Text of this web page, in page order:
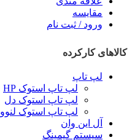
مقایسه
ورود / ثبت نام
کالاهای کارکرده
لپ تاپ
لپ تاپ استوک HP
لپ تاپ استوک دل
لپ تاپ استوک لنوو
آل این وان
سیستم گیمینگ